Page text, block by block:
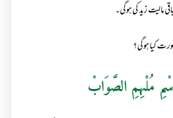
مالیت زید کی ہوگی۔
کیا ہوگی؟
مُلْہِمِ الصَّوَابْ